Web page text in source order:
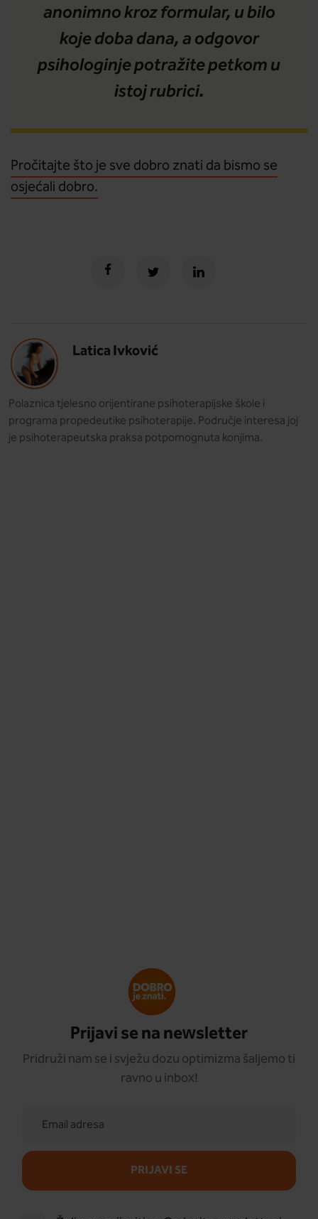
anonimno kroz formular, u bilo
koje doba dana, a odgovor
psihologinje potražite petkom u
istoj rubrici.
Pročitajte što je sve dobro znati da bismo se
osjećali dobro.
Latica Ivković
Polaznica tjelesno orijentirane psihoterapijske škole i
programa propedeutike psihoterapije. Područje interesa joj
je psihoterapeutska praksa potpomognuta konjima.
Prijavi se na newsletter
Pridruži nam se i svježu dozu optimizma šaljemo ti
ravno u inbox!
PRIJAVI SE